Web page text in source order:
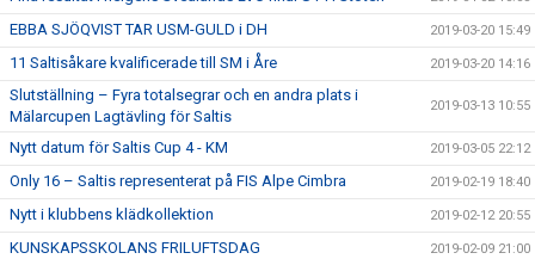
EBBA SJÖQVIST TAR USM-GULD i DH 2019-03-20 15:49
11 Saltisåkare kvalificerade till SM i Åre 2019-03-20 14:16
Slutställning – Fyra totalsegrar och en andra plats i
Mälarcupen Lagtävling för Saltis
2019-03-13 10:55
Nytt datum för Saltis Cup 4 - KM 2019-03-05 22:12
Only 16 – Saltis representerat på FIS Alpe Cimbra 2019-02-19 18:40
Nytt i klubbens klädkollektion 2019-02-12 20:55
KUNSKAPSSKOLANS FRILUFTSDAG 2019-02-09 21:00